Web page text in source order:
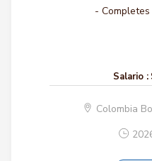
-
Salario :
Colombia